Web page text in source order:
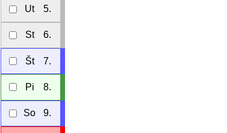
Ut 5.
St 6.
Št 7.
Pi 8.
So 9.